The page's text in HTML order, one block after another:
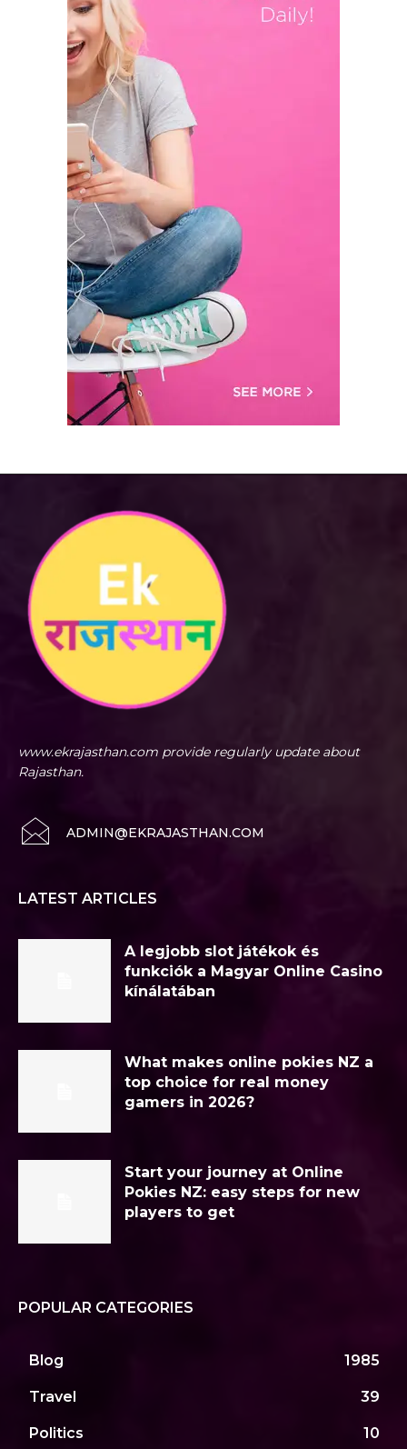
www.ekrajasthan.com provide regularly update about
Rajasthan.
ADMIN@EKRAJASTHAN.COM
LATEST ARTICLES
A legjobb slot játékok és
funkciók a Magyar Online Casino
kínálatában
What makes online pokies NZ a
top choice for real money
gamers in 2026?
Start your journey at Online
Pokies NZ: easy steps for new
players to get
POPULAR CATEGORIES
Blog 1985
Travel 39
Politics 10